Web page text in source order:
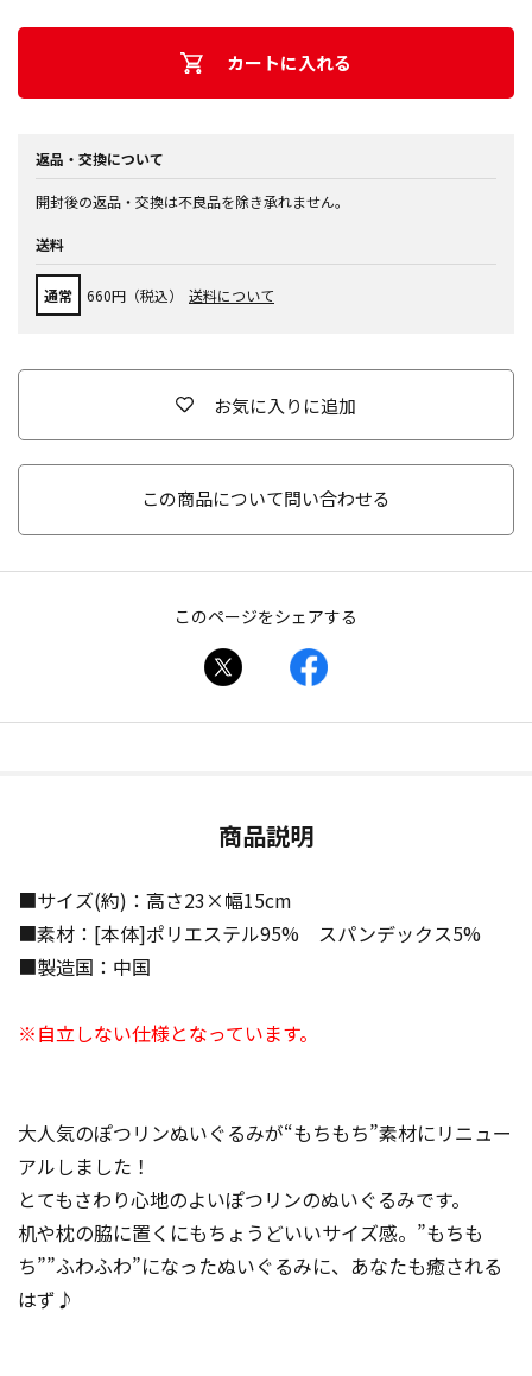
カートに入れる
返品・交換について
開封後の返品・交換は不良品を除き承れません。
送料
通常 660円（税込） 送料について
お気に入りに追加
この商品について問い合わせる
このページをシェアする
商品説明
■サイズ(約)：高さ23×幅15cm
■素材：[本体]ポリエステル95% スパンデックス5%
■製造国：中国
※自立しない仕様となっています。
大人気のぽつリンぬいぐるみが“もちもち”素材にリニュー
アルしました！
とてもさわり心地のよいぽつリンのぬいぐるみです。
机や枕の脇に置くにもちょうどいいサイズ感。”もちも
ち””ふわふわ”になったぬいぐるみに、あなたも癒される
はず♪